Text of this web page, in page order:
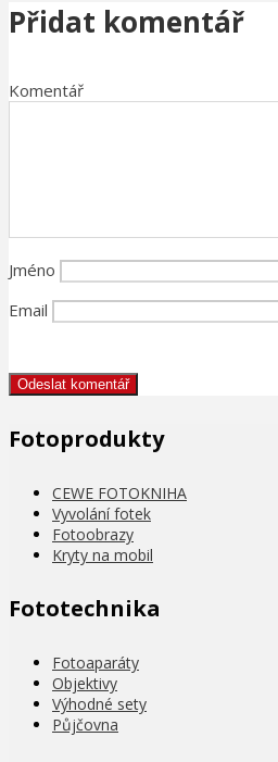
Přidat komentář
Komentář
Jméno
Email
Fotoprodukty
CEWE FOTOKNIHA
Vyvolání fotek
Fotoobrazy
Kryty na mobil
Fototechnika
Fotoaparáty
Objektivy
Výhodné sety
Půjčovna